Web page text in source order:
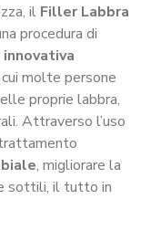
il Filler Labbra
procedura di
innovativa
molte persone
proprie labbra,
Attraverso l’uso
, migliorare la
sottili, il tutto in